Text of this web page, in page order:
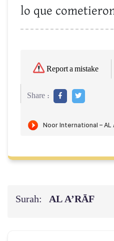
lo que
Report a mistake
Share :
Surah: AL A’RĀF